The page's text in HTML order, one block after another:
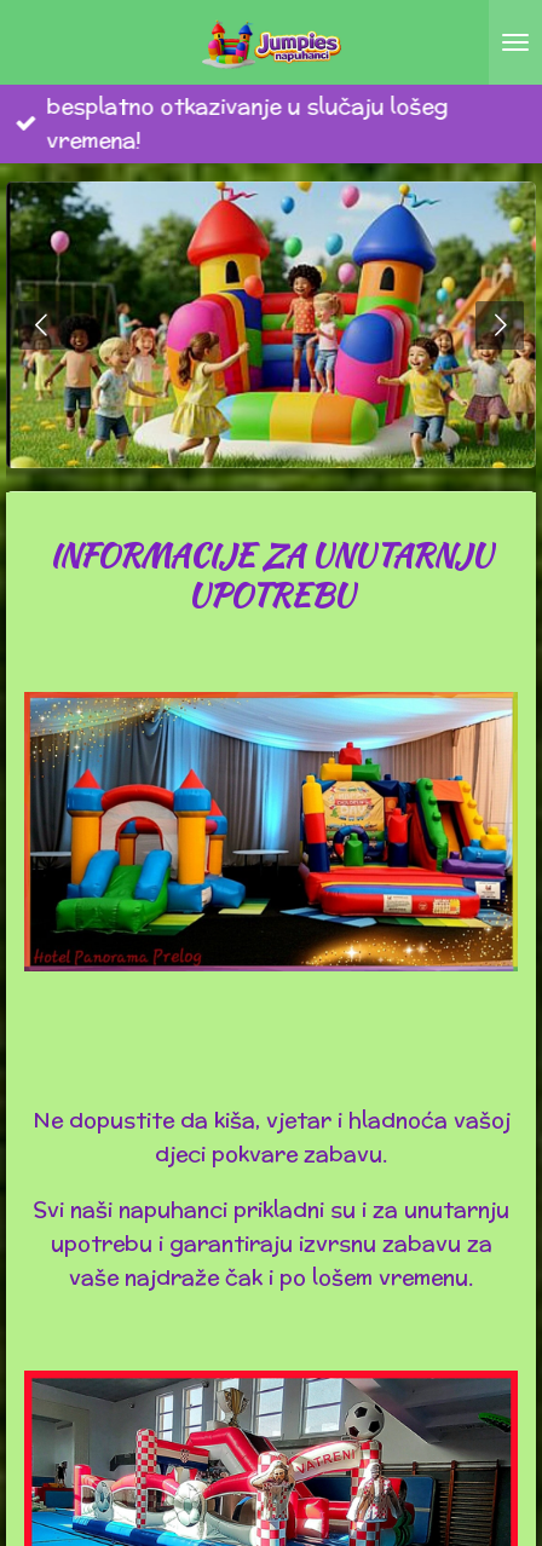
springen
besplatno otkazivanje u slučaju lošeg
vremena!
INFORMACIJE ZA UNUTARNJU
UPOTREBU
Ne dopustite da kiša, vjetar i hladnoća vašoj
djeci pokvare zabavu.
Svi naši napuhanci prikladni su i za unutarnju
upotrebu i garantiraju izvrsnu zabavu za
vaše najdraže čak i po lošem vremenu.